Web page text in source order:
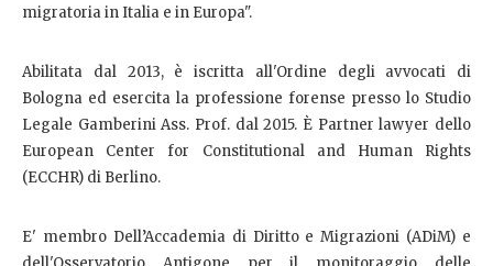
migratoria in Italia e in Europa".
Abilitata dal 2013, è iscritta all'Ordine degli avvocati di
Bologna ed esercita la professione forense presso lo Studio
Legale Gamberini Ass. Prof. dal 2015. È Partner lawyer dello
European Center for Constitutional and Human Rights
(ECCHR) di Berlino.
E' membro Dell’Accademia di Diritto e Migrazioni (ADiM) e